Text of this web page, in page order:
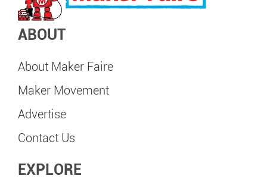
ABOUT
About Maker Faire
Maker Movement
Advertise
Contact Us
EXPLORE